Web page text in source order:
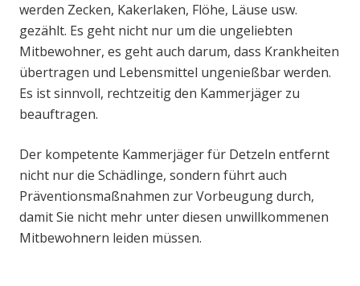
werden Zecken, Kakerlaken, Flöhe, Läuse usw.
gezählt. Es geht nicht nur um die ungeliebten
Mitbewohner, es geht auch darum, dass Krankheiten
übertragen und Lebensmittel ungenießbar werden.
Es ist sinnvoll, rechtzeitig den Kammerjäger zu
beauftragen.
Der kompetente Kammerjäger für Detzeln entfernt
nicht nur die Schädlinge, sondern führt auch
Präventionsmaßnahmen zur Vorbeugung durch,
damit Sie nicht mehr unter diesen unwillkommenen
Mitbewohnern leiden müssen.